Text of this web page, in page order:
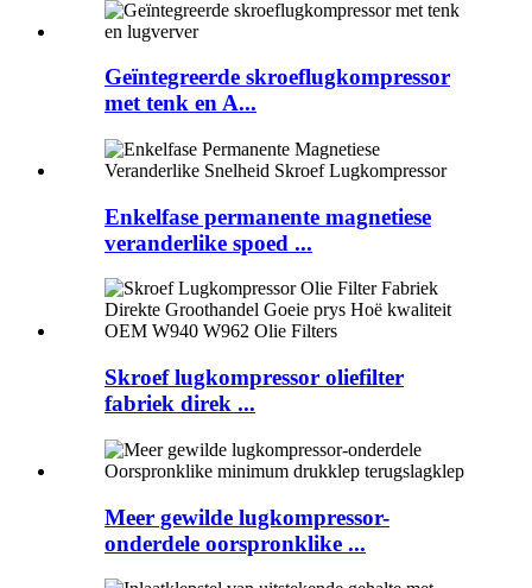
Geïntegreerde skroeflugkompressor
met tenk en A...
Enkelfase permanente magnetiese
veranderlike spoed ...
Skroef lugkompressor oliefilter
fabriek direk ...
Meer gewilde lugkompressor-
onderdele oorspronklike ...